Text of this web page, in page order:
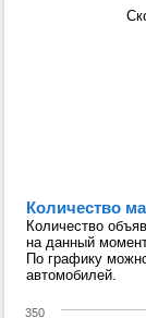
Количество
Количество
на данный
По графику
автомобилей.
350